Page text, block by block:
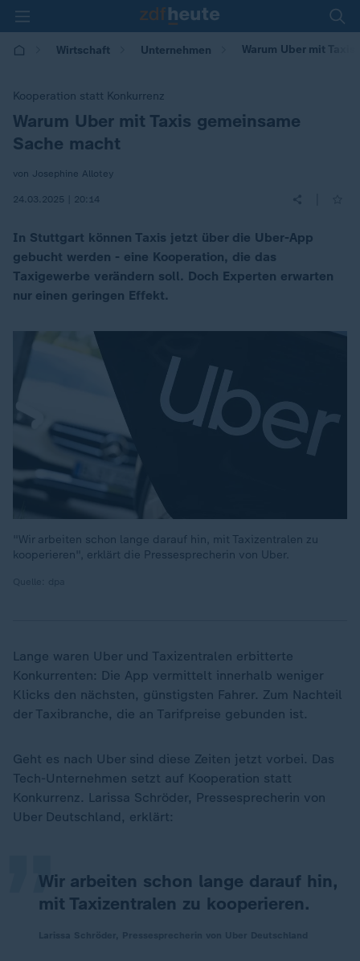
Wirtschaft Unternehmen Warum Uber mit
Kooperation statt Konkurrenz
:
Warum Uber mit Taxis gemeinsame
Sache macht
von Josephine Allotey
24.03.2025 | 20:14
In Stuttgart können Taxis jetzt über die Uber-App
gebucht werden - eine Kooperation, die das
Taxigewerbe verändern soll. Doch Experten erwarten
nur einen geringen Effekt.
"Wir arbeiten schon lange darauf hin, mit Taxizentralen zu
kooperieren", erklärt die Pressesprecherin von Uber.
Lange waren Uber und Taxizentralen erbitterte
Konkurrenten: Die App vermittelt innerhalb weniger
Klicks den nächsten, günstigsten Fahrer. Zum Nachteil
der Taxibranche, die an Tarifpreise gebunden ist.
Geht es nach Uber sind diese Zeiten jetzt vorbei. Das
Tech-Unternehmen setzt auf Kooperation statt
Konkurrenz. Larissa Schröder, Pressesprecherin von
Uber Deutschland, erklärt:
Wir arbeiten schon lange darauf hin,
mit Taxizentralen zu kooperieren.
„